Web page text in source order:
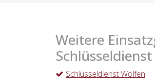
Weitere
Schlüsseldienst Wolfen